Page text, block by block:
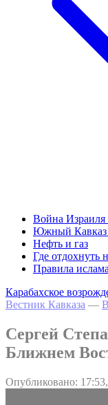
Война
Южный Кавказ
Нефть и газ
Где отдохнуть
Правила ислама
Карабахское
Вестник Кавказа —
Сергей
Ближнем
Опубликовано: